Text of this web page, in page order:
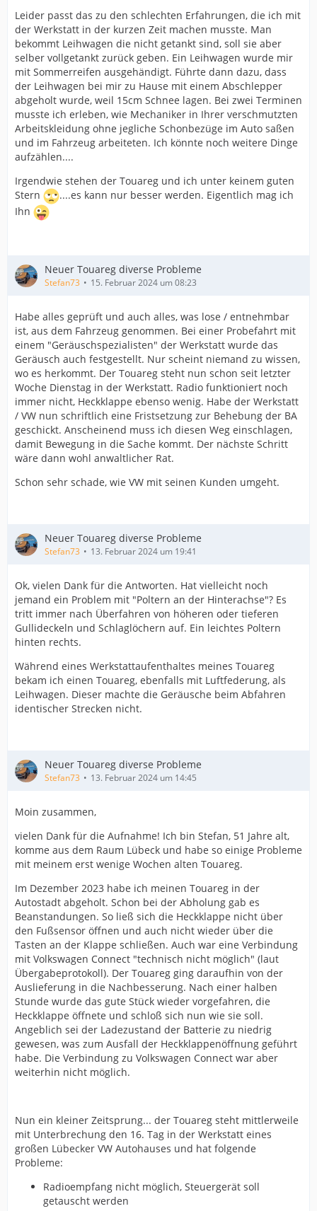
Leider passt das zu den schlechten Erfahrungen, die ich mit
der Werkstatt in der kurzen Zeit machen musste. Man
bekommt Leihwagen die nicht getankt sind, soll sie aber
selber vollgetankt zurück geben. Ein Leihwagen wurde mir
mit Sommerreifen ausgehändigt. Führte dann dazu, dass
der Leihwagen bei mir zu Hause mit einem Abschlepper
abgeholt wurde, weil 15cm Schnee lagen. Bei zwei Terminen
musste ich erleben, wie Mechaniker in Ihrer verschmutzten
Arbeitskleidung ohne jegliche Schonbezüge im Auto saßen
und im Fahrzeug arbeiteten. Ich könnte noch weitere Dinge
aufzählen....
Irgendwie stehen der Touareg und ich unter keinem guten
Stern
....es kann nur besser werden. Eigentlich mag ich
Ihn
Neuer Touareg diverse Probleme
Stefan73 15. Februar 2024 um 08:23
Habe alles geprüft und auch alles, was lose / entnehmbar
ist, aus dem Fahrzeug genommen. Bei einer Probefahrt mit
einem "Geräuschspezialisten" der Werkstatt wurde das
Geräusch auch festgestellt. Nur scheint niemand zu wissen,
wo es herkommt. Der Touareg steht nun schon seit letzter
Woche Dienstag in der Werkstatt. Radio funktioniert noch
immer nicht, Heckklappe ebenso wenig. Habe der Werkstatt
/ VW nun schriftlich eine Fristsetzung zur Behebung der BA
geschickt. Anscheinend muss ich diesen Weg einschlagen,
damit Bewegung in die Sache kommt. Der nächste Schritt
wäre dann wohl anwaltlicher Rat.
Schon sehr schade, wie VW mit seinen Kunden umgeht.
Neuer Touareg diverse Probleme
Stefan73 13. Februar 2024 um 19:41
Ok, vielen Dank für die Antworten. Hat vielleicht noch
jemand ein Problem mit "Poltern an der Hinterachse"? Es
tritt immer nach Überfahren von höheren oder tieferen
Gullideckeln und Schlaglöchern auf. Ein leichtes Poltern
hinten rechts.
Während eines Werkstattaufenthaltes meines Touareg
bekam ich einen Touareg, ebenfalls mit Luftfederung, als
Leihwagen. Dieser machte die Geräusche beim Abfahren
identischer Strecken nicht.
Neuer Touareg diverse Probleme
Stefan73 13. Februar 2024 um 14:45
Moin zusammen,
vielen Dank für die Aufnahme! Ich bin Stefan, 51 Jahre alt,
komme aus dem Raum Lübeck und habe so einige Probleme
mit meinem erst wenige Wochen alten Touareg.
Im Dezember 2023 habe ich meinen Touareg in der
Autostadt abgeholt. Schon bei der Abholung gab es
Beanstandungen. So ließ sich die Heckklappe nicht über
den Fußsensor öffnen und auch nicht wieder über die
Tasten an der Klappe schließen. Auch war eine Verbindung
mit Volkswagen Connect "technisch nicht möglich" (laut
Übergabeprotokoll). Der Touareg ging daraufhin von der
Auslieferung in die Nachbesserung. Nach einer halben
Stunde wurde das gute Stück wieder vorgefahren, die
Heckklappe öffnete und schloß sich nun wie sie soll.
Angeblich sei der Ladezustand der Batterie zu niedrig
gewesen, was zum Ausfall der Heckklappenöffnung geführt
habe. Die Verbindung zu Volkswagen Connect war aber
weiterhin nicht möglich.
Nun ein kleiner Zeitsprung... der Touareg steht mittlerweile
mit Unterbrechung den 16. Tag in der Werkstatt eines
großen Lübecker VW Autohauses und hat folgende
Probleme:
Radioempfang nicht möglich, Steuergerät soll
getauscht werden